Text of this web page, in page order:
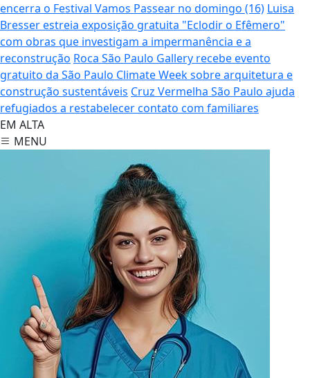
encerra o Festival Vamos Passear no domingo (16) Luisa
Bresser estreia exposição gratuita "Eclodir o Efêmero"
com obras que investigam a impermanência e a
reconstrução Roca São Paulo Gallery recebe evento
gratuito da São Paulo Climate Week sobre arquitetura e
construção sustentáveis Cruz Vermelha São Paulo ajuda
refugiados a restabelecer contato com familiares
EM ALTA
MENU